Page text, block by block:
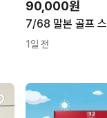
90,000원
1일 전